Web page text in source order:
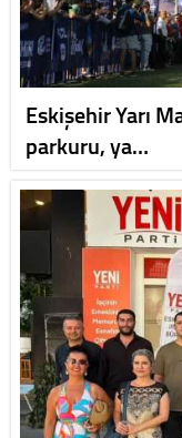
Eskişehir Yarı
parkuru, ya…